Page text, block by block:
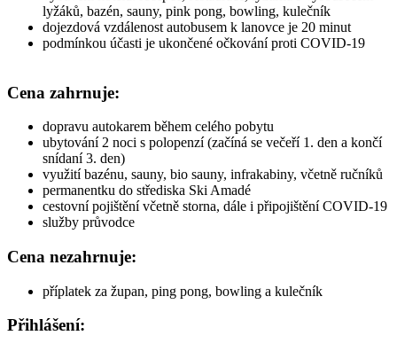
lyžáků, bazén, sauny, pink pong, bowling, kulečník
dojezdová vzdálenost autobusem k lanovce je 20 minut
podmínkou účasti je ukončené očkování proti COVID-19
Turvallisen peliympäristön varmistamiseksi on aina suositeltavaa
käyttää ainoastaan palveluntarjoajan omia varmistettuja kanavia.
Suuntaamalla osoitteeseen BonusBet virallinen sivusto
varma siitä, että tietosi on suojattu uusimmalla salaustekniikalla ja
kaikki pelit ovat sertifioituja. Täältä löydät myös ajantasaiset tiedot
lisensseistä, vastuullisesta pelaamisesta sekä ammattitaitoisen
asiakaspalvelun yhteystiedot.
Cena zahrnuje:
dopravu autokarem během celého pobytu
ubytování 2 noci s polopenzí (začíná se večeří 1. den a končí
snídaní 3. den)
využití bazénu, sauny, bio sauny, infrakabiny, včetně ručníků
permanentku do střediska Ski Amadé
cestovní pojištění včetně storna, dále i připojištění COVID-19
služby průvodce
Cena nezahrnuje:
příplatek za župan, ping pong, bowling a kulečník
Přihlášení: